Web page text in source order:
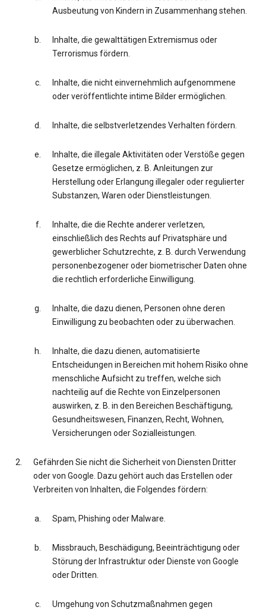
Ausbeutung von Kindern in Zusammenhang stehen.
Inhalte, die gewalttätigen Extremismus oder
Terrorismus fördern.
Inhalte, die nicht einvernehmlich aufgenommene
oder veröffentlichte intime Bilder ermöglichen.
Inhalte, die selbstverletzendes Verhalten fördern.
Inhalte, die illegale Aktivitäten oder Verstöße gegen
Gesetze ermöglichen, z. B. Anleitungen zur
Herstellung oder Erlangung illegaler oder regulierter
Substanzen, Waren oder Dienstleistungen.
Inhalte, die die Rechte anderer verletzen,
einschließlich des Rechts auf Privatsphäre und
gewerblicher Schutzrechte, z. B. durch Verwendung
personenbezogener oder biometrischer Daten ohne
die rechtlich erforderliche Einwilligung.
Inhalte, die dazu dienen, Personen ohne deren
Einwilligung zu beobachten oder zu überwachen.
Inhalte, die dazu dienen, automatisierte
Entscheidungen in Bereichen mit hohem Risiko ohne
menschliche Aufsicht zu treffen, welche sich
nachteilig auf die Rechte von Einzelpersonen
auswirken, z. B. in den Bereichen Beschäftigung,
Gesundheitswesen, Finanzen, Recht, Wohnen,
Versicherungen oder Sozialleistungen.
Gefährden Sie nicht die Sicherheit von Diensten Dritter
oder von Google. Dazu gehört auch das Erstellen oder
Verbreiten von Inhalten, die Folgendes fördern:
Spam, Phishing oder Malware.
Missbrauch, Beschädigung, Beeinträchtigung oder
Störung der Infrastruktur oder Dienste von Google
oder Dritten.
Umgehung von Schutzmaßnahmen gegen